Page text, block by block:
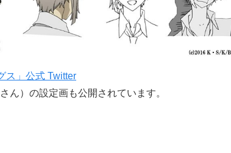
ス」公式 Twitter
ん）の設定画も公開されています。